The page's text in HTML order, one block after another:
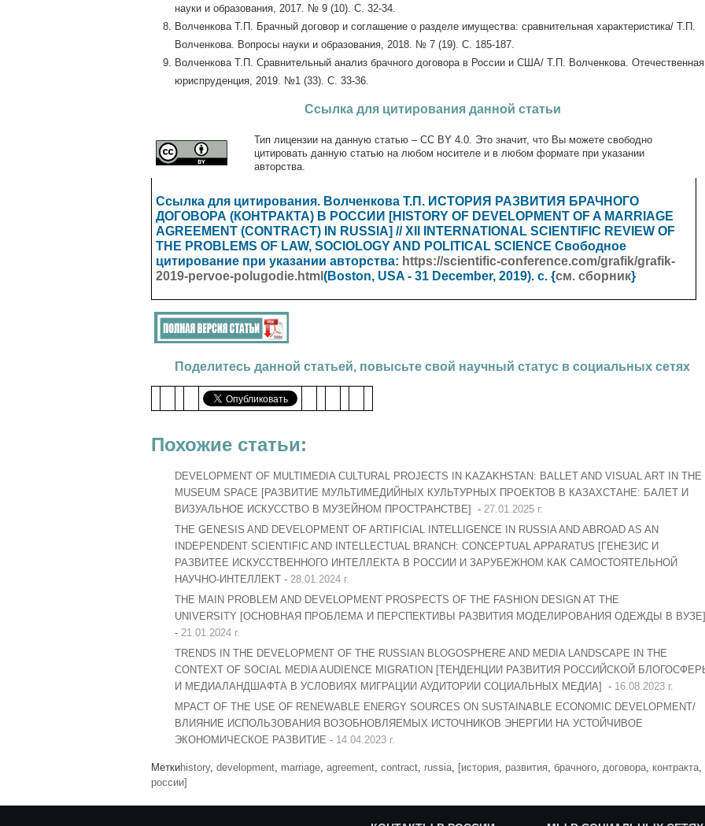
науки и образования, 2017. № 9 (10). С. 32-34.
Волченкова Т.П. Брачный договор и соглашение о разделе имущества: сравнительная характеристика/ Т.П.
Волченкова. Вопросы науки и образования, 2018. № 7 (19). С. 185-187.
Волченкова Т.П. Сравнительный анализ брачного договора в России и США/ Т.П. Волченкова. Отечественная
юриспруденция, 2019. №1 (33). С. 33-36.
Ссылка для цитирования данной статьи
Тип лицензии на данную статью – CC BY 4.0. Это значит, что Вы можете свободно
цитировать данную статью на любом носителе и в любом формате при указании
авторства.
Ссылка для цитирования. Волченкова Т.П. ИСТОРИЯ РАЗВИТИЯ БРАЧНОГО
ДОГОВОРА (КОНТРАКТА) В РОССИИ [HISTORY OF DEVELOPMENT OF A MARRIAGE
AGREEMENT (CONTRACT) IN RUSSIA] // XII INTERNATIONAL SCIENTIFIC REVIEW OF
THE PROBLEMS OF LAW, SOCIOLOGY AND POLITICAL SCIENCE Свободное
цитирование при указании авторства: https://scientific-conference.com/grafik/grafik-
2019-pervoe-polugodie.html (Boston, USA - 31 December, 2019). с. {см. сборник}
Поделитесь данной статьей, повысьте свой научный статус в социальных сетях
Похожие статьи:
DEVELOPMENT OF MULTIMEDIA CULTURAL PROJECTS IN KAZAKHSTAN: BALLET AND VISUAL ART IN THE
MUSEUM SPACE [РАЗВИТИЕ МУЛЬТИМЕДИЙНЫХ КУЛЬТУРНЫХ ПРОЕКТОВ В КАЗАХСТАНЕ: БАЛЕТ И
ВИЗУАЛЬНОЕ ИСКУССТВО В МУЗЕЙНОМ ПРОСТРАНСТВЕ] - 27.01.2025 г.
THE GENESIS AND DEVELOPMENT OF ARTIFICIAL INTELLIGENCE IN RUSSIA AND ABROAD AS AN
INDEPENDENT SCIENTIFIC AND INTELLECTUAL BRANCH: CONCEPTUAL APPARATUS [ГЕНЕЗИС И
РАЗВИТЕЕ ИСКУССТВЕННОГО ИНТЕЛЛЕКТА В РОССИИ И ЗАРУБЕЖНОМ КАК САМОСТОЯТЕЛЬНОЙ
НАУЧНО-ИНТЕЛЛЕКТ - 28.01.2024 г.
THE MAIN PROBLEM AND DEVELOPMENT PROSPECTS OF THE FASHION DESIGN AT THE
UNIVERSITY [ОСНОВНАЯ ПРОБЛЕМА И ПЕРСПЕКТИВЫ РАЗВИТИЯ МОДЕЛИРОВАНИЯ ОДЕЖДЫ В
- 21.01.2024 г.
TRENDS IN THE DEVELOPMENT OF THE RUSSIAN BLOGOSPHERE AND MEDIA LANDSCAPE IN THE
CONTEXT OF SOCIAL MEDIA AUDIENCE MIGRATION [ТЕНДЕНЦИИ РАЗВИТИЯ РОССИЙСКОЙ
И МЕДИАЛАНДШАФТА В УСЛОВИЯХ МИГРАЦИИ АУДИТОРИИ СОЦИАЛЬНЫХ МЕДИА] - 16.08.2023 г.
MPACT OF THE USE OF RENEWABLE ENERGY SOURCES ON SUSTAINABLE ECONOMIC DEVELOPMENT/
ВЛИЯНИЕ ИСПОЛЬЗОВАНИЯ ВОЗОБНОВЛЯЕМЫХ ИСТОЧНИКОВ ЭНЕРГИИ НА УСТОЙЧИВОЕ
ЭКОНОМИЧЕСКОЕ РАЗВИТИЕ - 14.04.2023 г.
Меткиhistory, development, marriage, agreement, contract, russia, [история, развития, брачного, договора, контракта,
россии]